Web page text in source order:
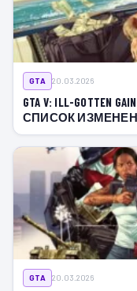
GTA 20.03.2026
GTA V: ILL-GOTTEN
СПИСОК
GTA 20.03.2026